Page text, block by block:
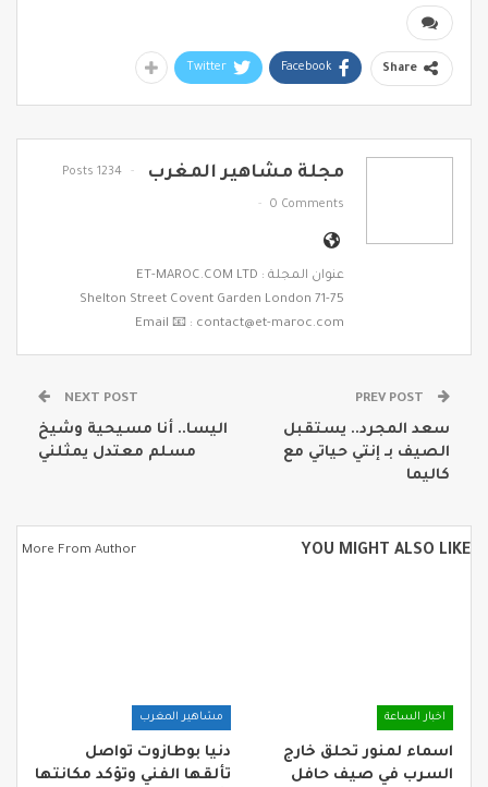
Share
Facebook
Twitter
مجلة مشاهير المغرب 1234 Posts
0 Comments
عنوان المجلة : ET-MAROC.COM LTD
71-75 Shelton Street Covent Garden London
Email 📧 : contact@et-maroc.com
سعد المجرد.. يستقبل
الصيف بـ إنتي حياتي مع
كاليما
NEXT POST
اليسا.. أنا مسيحية وشيخ
مسلم معتدل يمثلني
YOU MIGHT ALSO LIKE
More From Author
اخبار الساعة
اسماء لمنور تحلق خارج
السرب في صيف حافل
مشاهير المغرب
دنيا بوطازوت تواصل
تألقها الفني وتؤكد مكانتها